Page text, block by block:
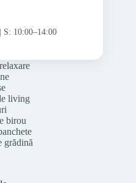
S: 10:00–14:00
living
birou
grădină